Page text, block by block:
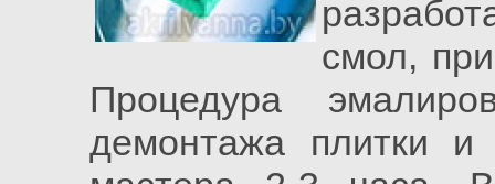
смол,
Процедура
демонтажа плитки